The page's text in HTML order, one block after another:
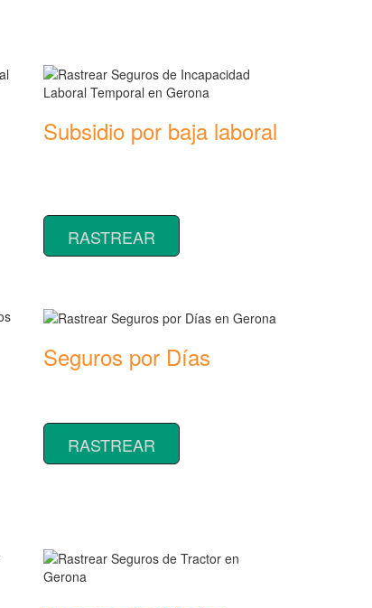
Subsidio por baja laboral
RASTREAR
Seguros por Días
RASTREAR